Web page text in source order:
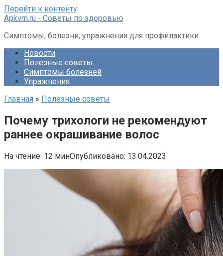
Перейти к контенту
Apkvrn.ru - Советы по здоровью
Симптомы, болезни, упражнения для профилактики
Новости
Полезные советы
Симптомы болезней
Упражнения
Главная » Полезные советы
Почему трихологи не рекомендуют
раннее окрашивание волос
На чтение: 12 минОпубликовано: 13.04.2023